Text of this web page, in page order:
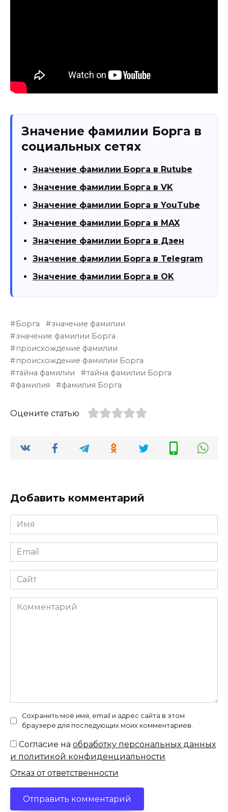
Значение фамилии Борга в
социальных сетях
Значение фамилии Борга в Rutube
Значение фамилии Борга в VK
Значение фамилии Борга в YouTube
Значение фамилии Борга в MAX
Значение фамилии Борга в Дзен
Значение фамилии Борга в Telegram
Значение фамилии Борга в OK
Борга
значение фамилии
значение фамилии Борга
происхождение фамилии
происхождение фамилии Борга
тайна фамилии
тайна фамилии Борга
фамилия
фамилия Борга
Оцените статью
Добавить комментарий
Имя
*
Email
*
Сайт
Комментарий
Сохранить моё имя, email и адрес сайта в этом
браузере для последующих моих комментариев.
Согласие на обработку персональных данных
и политикой конфиденциальности
Отказ от ответственности